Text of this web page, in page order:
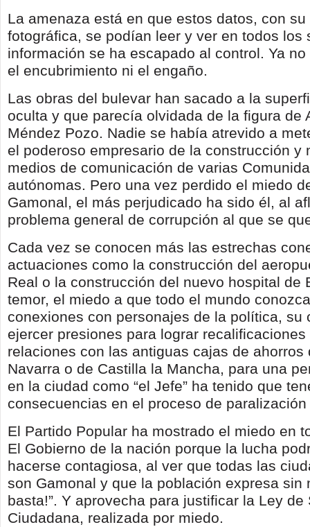
La amenaza está en que estos datos, con
fotográfica, se podían leer y ver en todos los
información se ha escapado al control. Ya no
el encubrimiento ni el engaño.
Las obras del bulevar han sacado a la
oculta y que parecía olvidada de la figura de
Méndez Pozo. Nadie se había atrevido a
el poderoso empresario de la construcción y
medios de comunicación de varias
autónomas. Pero una vez perdido el miedo
Gamonal, el más perjudicado ha sido él, al
problema general de corrupción al que se
Cada vez se conocen más las estrechas
actuaciones como la construcción del
Real o la construcción del nuevo hospital de
temor, el miedo a que todo el mundo
conexiones con personajes de la política, su
ejercer presiones para lograr
relaciones con las antiguas cajas de ahorros
Navarra o de Castilla la Mancha, para una
en la ciudad como “el Jefe” ha tenido que
consecuencias en el proceso de
El Partido Popular ha mostrado el miedo en
El Gobierno de la nación porque la lucha
hacerse contagiosa, al ver que todas las
son Gamonal y que la población expresa sin
basta!”. Y aprovecha para justificar la Ley de
Ciudadana, realizada por miedo.